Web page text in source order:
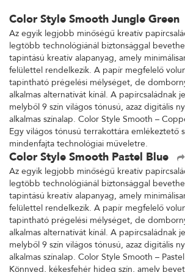
Color Style Smooth Jungle Green
Az egyik legjobb minőségű kreatív
legtöbb technológiánál biztonsággal
tapintású kreatív alapanyag, amely
felülettel rendelkezik. A papír megfelelő
tapintható prégelési mélységet, de
alkalmas alternatívát kínál. A papírcsaládnak
melyből 9 szín világos tónusú, azaz digitális
alkalmas színalap. Color Style Smooth –
Egy világos tónusú terrakottára emlékeztető
mindenfajta technológiai műveletre.
Color Style Smooth Pastel Blue
Az egyik legjobb minőségű kreatív
legtöbb technológiánál biztonsággal
tapintású kreatív alapanyag, amely
felülettel rendelkezik. A papír megfelelő
tapintható prégelési mélységet, de
alkalmas alternatívát kínál. A papírcsaládnak
melyből 9 szín világos tónusú, azaz digitális
alkalmas színalap. Color Style Smooth –
Könnyed, kékesfehér hideg szín, amely